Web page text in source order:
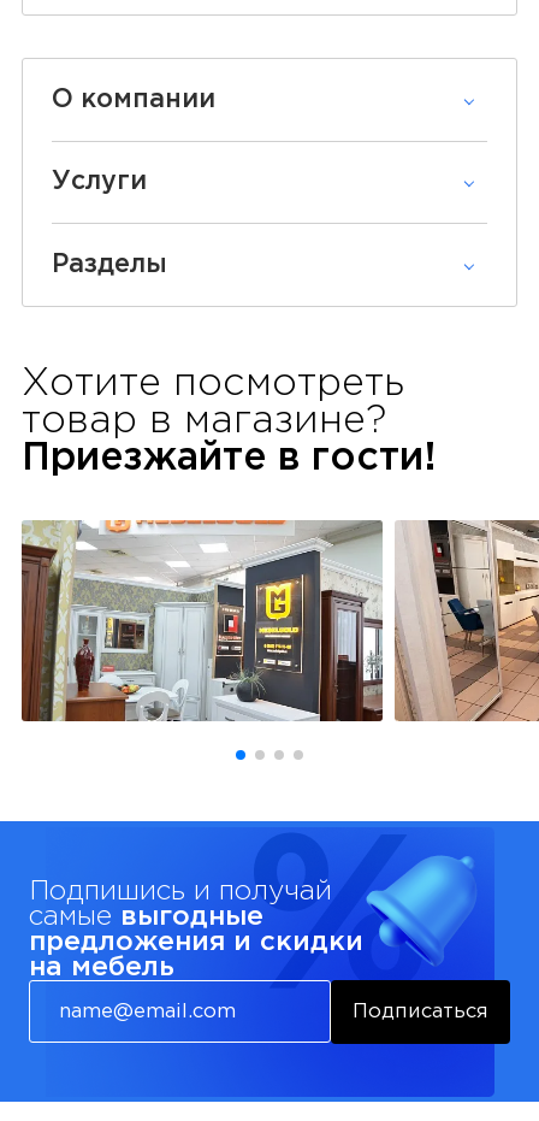
О компании
Услуги
Разделы
Хотите посмотреть
товар в магазине?
Приезжайте в гости!
Подпишись и получай
самые выгодные
предложения и скидки
на мебель
Подписаться